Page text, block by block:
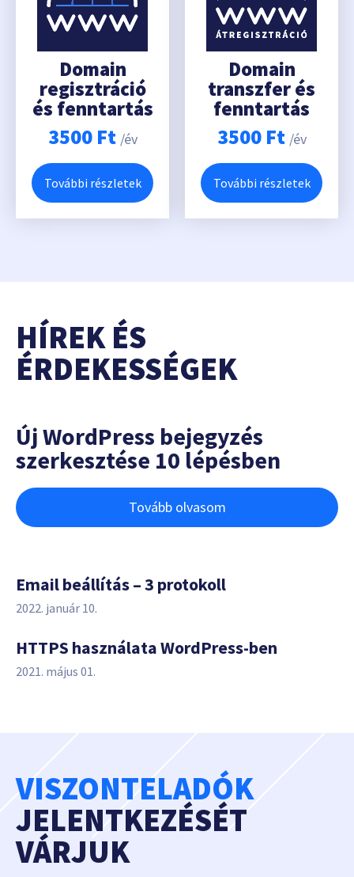
Domain
regisztráció
és fenntartás
3500 Ft /év
További részletek
Domain
transzfer és
fenntartás
3500 Ft /év
További részletek
HÍREK ÉS
ÉRDEKESSÉGEK
Új WordPress bejegyzés
szerkesztése 10 lépésben
Tovább olvasom
Email beállítás – 3 protokoll
2022. január 10.
HTTPS használata WordPress-ben
2021. május 01.
VISZONTELADÓK
JELENTKEZÉSÉT
VÁRJUK